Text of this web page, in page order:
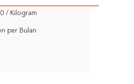
/ Kilogram
per Bulan